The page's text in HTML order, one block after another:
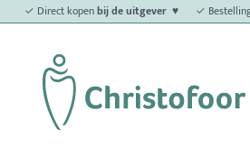
✓ Direct kopenbij de uitgever ♥ ✓